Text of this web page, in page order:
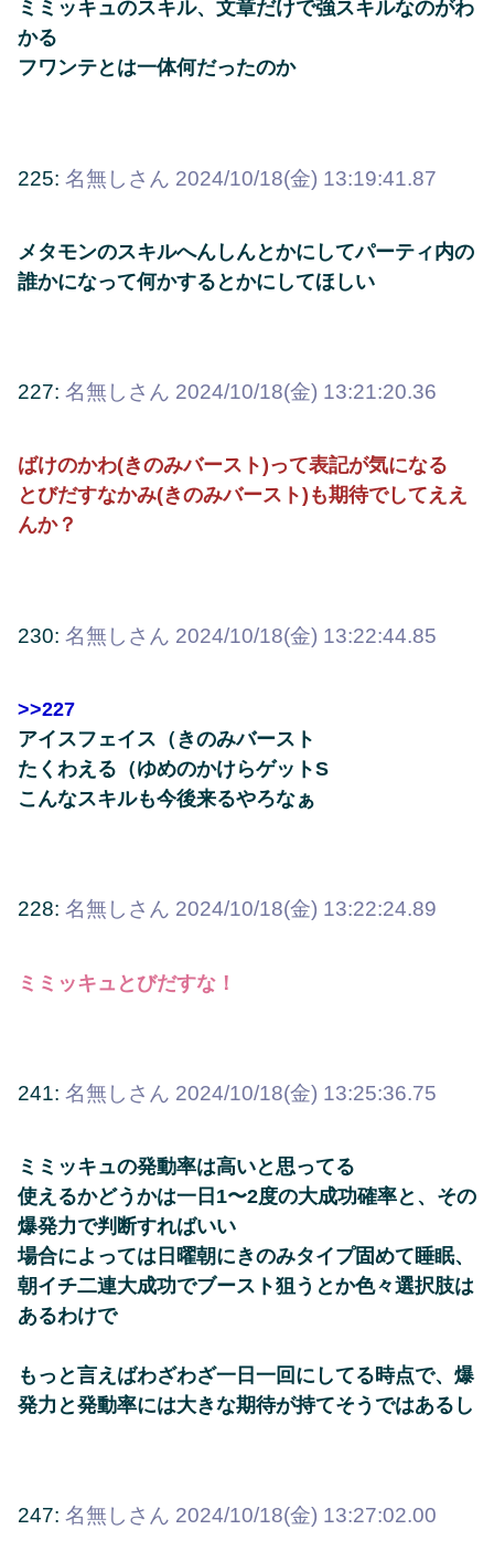
ミミッキュのスキル、文章だけで強スキルなのがわ
かる
フワンテとは一体何だったのか
225: 名無しさん 2024/10/18(金) 13:19:41.87
メタモンのスキルへんしんとかにしてパーティ内の
誰かになって何かするとかにしてほしい
227: 名無しさん 2024/10/18(金) 13:21:20.36
ばけのかわ(きのみバースト)って表記が気になる
とびだすなかみ(きのみバースト)も期待でしてええ
んか？
230: 名無しさん 2024/10/18(金) 13:22:44.85
>>227
アイスフェイス（きのみバースト
たくわえる（ゆめのかけらゲットS
こんなスキルも今後来るやろなぁ
228: 名無しさん 2024/10/18(金) 13:22:24.89
ミミッキュとびだすな！
241: 名無しさん 2024/10/18(金) 13:25:36.75
ミミッキュの発動率は高いと思ってる
使えるかどうかは一日1〜2度の大成功確率と、その
爆発力で判断すればいい
場合によっては日曜朝にきのみタイプ固めて睡眠、
朝イチ二連大成功でブースト狙うとか色々選択肢は
あるわけで
もっと言えばわざわざ一日一回にしてる時点で、爆
発力と発動率には大きな期待が持てそうではあるし
247: 名無しさん 2024/10/18(金) 13:27:02.00